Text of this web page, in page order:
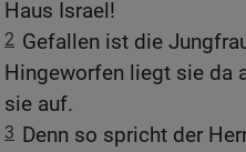
Haus Israel!
2 Gefallen ist die
Hingeworfen liegt sie da
sie auf.
3 Denn so spricht der